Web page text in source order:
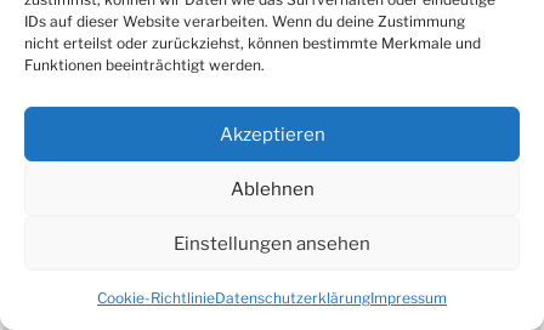
IDs auf dieser Website verarbeiten. Wenn du deine Zustimmung
nicht erteilst oder zurückziehst, können bestimmte Merkmale und
Funktionen beeinträchtigt werden.
Akzeptieren
Ablehnen
Einstellungen ansehen
Cookie-RichtlinieDatenschutzerklärungImpressum